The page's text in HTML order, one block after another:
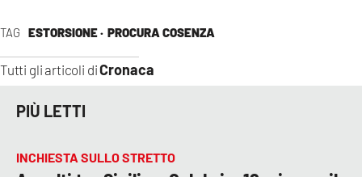
TAG ESTORSIONE · PROCURA COSENZA
Tutti gli articoli diCronaca
PIÙ LETTI
INCHIESTA SULLO STRETTO